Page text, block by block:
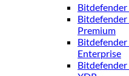
Bitdefender
Bitdefender
Premium
Bitdefender
Enterprise
Bitdefender